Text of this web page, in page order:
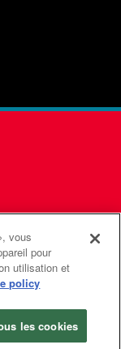
de l'Église
Tous droits
vous
pour
utilisation et
policy
les cookies